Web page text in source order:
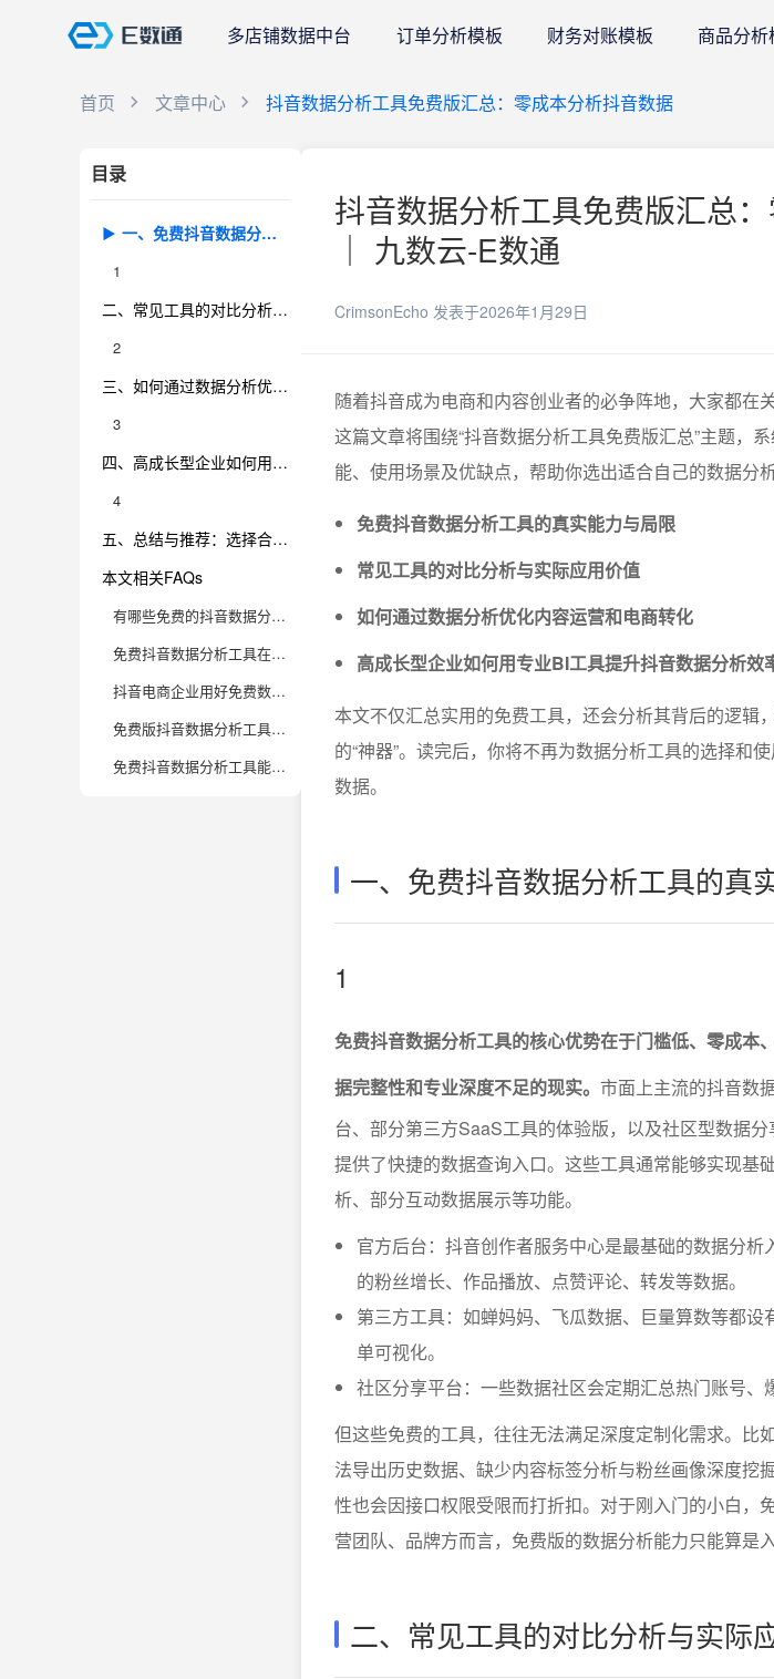
多店铺数据中台 订单分析模板 财务对账模板 商品分析
首页 文章中心 抖音数据分析工具免费版汇总：零成本分析抖音数据
目录
一、免费抖音数据分析工具的真实能力与局限
1
二、常见工具的对比分析与实际应用价值
2
三、如何通过数据分析优化内容运营和电商转化
3
四、高成长型企业如何用专业BI工具提升抖音数据分析效率
4
五、总结与推荐：选择合适工具，数据驱动增长
本文相关FAQs
有哪些免费的抖音数据分析工具可以帮电商企业做零成本数据监控？
免费抖音数据分析工具在功能上有哪些局限？适合哪些阶段的电商企业？
抖音电商企业用好免费数据分析工具，有哪些实用操作建议？
免费版抖音数据分析工具能否满足直播带货的运营需求？使用过程中要注意什么？
免费抖音数据分析工具能帮助电商企业实现数据驱动增长吗？如何让数据分析更高效？
抖音数据分析工具免费版汇总
｜ 九数云-E数通
CrimsonEcho 发表于2026年1月29日
随着抖音成为电商和内容创业者的必争阵地，大家都在
这篇文章将围绕“抖音数据分析工具免费版汇总”主题，
能、使用场景及优缺点，帮助你选出适合自己的数据分
免费抖音数据分析工具的真实能力与局限
常见工具的对比分析与实际应用价值
如何通过数据分析优化内容运营和电商转化
高成长型企业如何用专业BI工具提升抖音数据分析效
本文不仅汇总实用的免费工具，还会分析其背后的逻辑
的“神器”。读完后，你将不再为数据分析工具的选择和
数据。
一、免费抖音数据分析工具的真
1
免费抖音数据分析工具的核心优势在于门槛低、零成本
据完整性和专业深度不足的现实。 市面上主流的抖音数
台、部分第三方SaaS工具的体验版，以及社区型数据
提供了快捷的数据查询入口。这些工具通常能够实现基
析、部分互动数据展示等功能。
官方后台：抖音创作者服务中心是最基础的数据分
的粉丝增长、作品播放、点赞评论、转发等数据。
第三方工具：如蝉妈妈、飞瓜数据、巨量算数等都
单可视化。
社区分享平台：一些数据社区会定期汇总热门账号、
但这些免费的工具，往往无法满足深度定制化需求。比
法导出历史数据、缺少内容标签分析与粉丝画像深度挖
性也会因接口权限受限而打折扣。对于刚入门的小白，
营团队、品牌方而言，免费版的数据分析能力只能算是
二、常见工具的对比分析与实际